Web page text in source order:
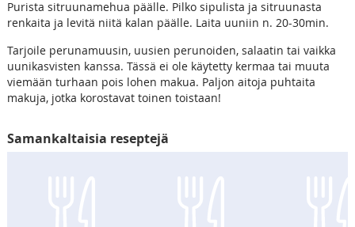
Purista sitruunamehua päälle. Pilko sipulista ja sitruunasta
renkaita ja levitä niitä kalan päälle. Laita uuniin n. 20-30min.
Tarjoile perunamuusin, uusien perunoiden, salaatin tai vaikka
uunikasvisten kanssa. Tässä ei ole käytetty kermaa tai muuta
viemään turhaan pois lohen makua. Paljon aitoja puhtaita
makuja, jotka korostavat toinen toistaan!
Samankaltaisia reseptejä